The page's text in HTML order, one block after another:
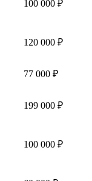
100 000 ₽
120 000 ₽
77 000 ₽
199 000 ₽
100 000 ₽